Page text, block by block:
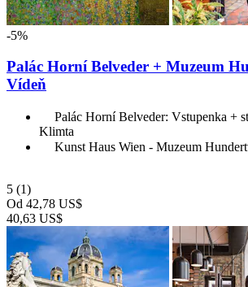
-5%
Palác Horní Belveder + Muzeum
Vídeň
Palác Horní Belveder: Vstupenka +
Klimta
Kunst Haus Wien - Muzeum
5 (1)
Od 42,78 US$
40,63 US$